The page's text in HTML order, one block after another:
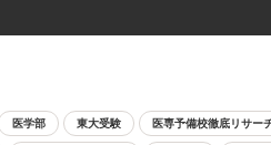
医学部 東大受験 医専予備校徹底リサー